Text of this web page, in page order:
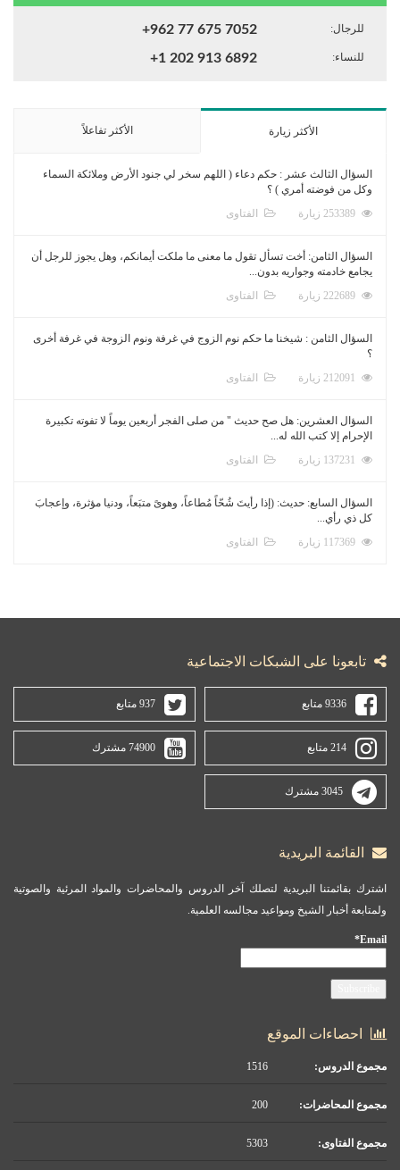
للرجال: +962 77 675 7052
للنساء: +1 202 913 6892
الأكثر زيارة الأكثر تفاعلاً
السؤال الثالث عشر : حكم دعاء ( اللهم سخر لي جنود الأرض وملائكة السماء
وكل من فوضته أمري ) ؟
الفتاوى
السؤال الثامن: أخت تسأل تقول ما معنى ما ملكت أيمانكم، وهل يجوز للرجل أن
يجامع خادمته وجواريه بدون...
الفتاوى
السؤال الثامن : شيخنا ما حكم نوم الزوج في غرفة ونوم الزوجة في غرفة أخرى
؟
الفتاوى
السؤال العشرين: هل صح حديث " من صلى الفجر أربعين يوماً لا تفوته تكبيرة
الإحرام إلا كتب الله له...
الفتاوى
السؤال السابع: حديث: (إذا رأيتَ شُحّاً مُطاعاً، وهوىً متبَعاً، ودنيا مؤثرة، وإعجابَ
كل ذي رأي...
الفتاوى
تابعونا على الشبكات الاجتماعية
9336 متابع 937 متابع
214 متابع 74900 مشترك
3045 مشترك
القائمة البريدية
اشترك بقائمتنا البريدية لتصلك آخر الدروس والمحاضرات والمواد المرئية والصوتية
ولمتابعة أخبار الشيخ ومواعيد مجالسه العلمية.
Email*
احصاءات الموقع
مجموع الدروس:
مجموع المحاضرات:
مجموع الفتاوى: